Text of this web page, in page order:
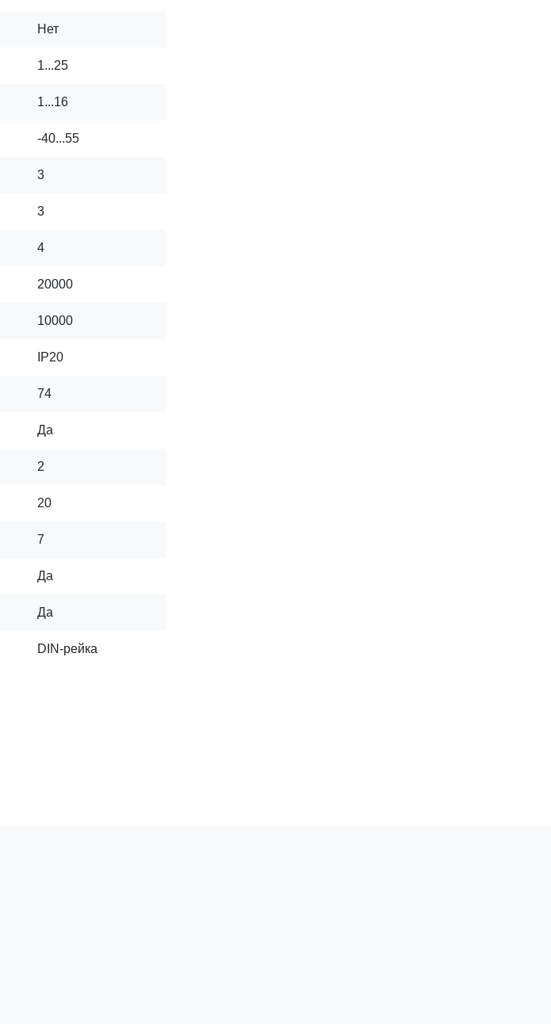
Нет
1...25
1...16
-40...55
3
3
4
20000
10000
IP20
74
Да
2
20
7
Да
Да
DIN-рейка